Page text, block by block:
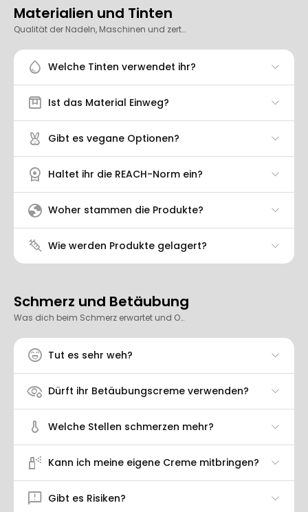
Materialien und Tinten
Qualität der Nadeln, Maschinen und zertifizierten Tinten.
water_drop Welche Tinten verwendet ihr?
box Ist das Material Einweg?
cruelty_free Gibt es vegane Optionen?
license Haltet ihr die REACH-Norm ein?
globe Woher stammen die Produkte?
syringe Wie werden Produkte gelagert?
Schmerz und Betäubung
Was dich beim Schmerz erwartet und Optionen für örtliche Betäubung.
sentiment_excited Tut es sehr weh?
symptoms Dürft ihr Betäubungscreme verwenden?
thermometer Welche Stellen schmerzen mehr?
fragrance Kann ich meine eigene Creme mitbringen?
feedback Gibt es Risiken?